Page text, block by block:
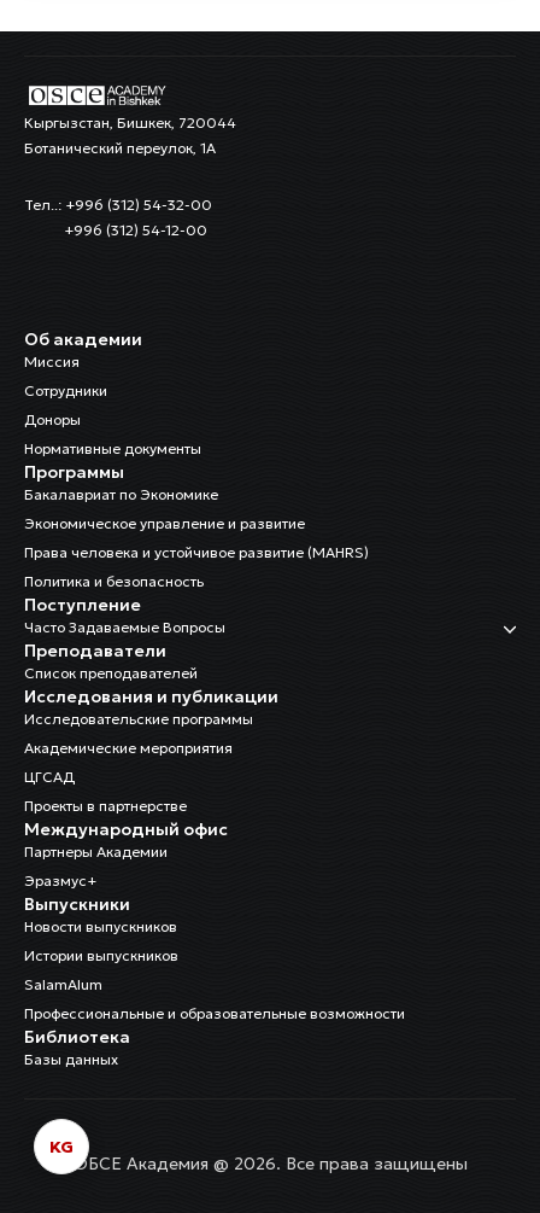
Кыргызстан, Бишкек, 720044
Ботанический переулок, 1А
Тел..: +996 (312) 54-32-00
+996 (312) 54-12-00
Об академии
Миссия
Сотрудники
Доноры
Нормативные документы
Программы
Бакалавриат по Экономике
Экономическое управление и развитие
Права человека и устойчивое развитие (MAHRS)
Политика и безопасность
Поступление
Часто Задаваемые Вопросы
Преподаватели
Список преподавателей
Исследования и публикации
Исследовательские программы
Академические мероприятия
ЦГСАД
Проекты в партнерстве
Международный офис
Партнеры Академии
Эразмус+
Выпускники
Новости выпускников
Истории выпускников
SalamAlum
Профессиональные и образовательные возможности
Библиотека
Базы данных
ОБСЕ Академия @ 2026. Все права защищены
KG